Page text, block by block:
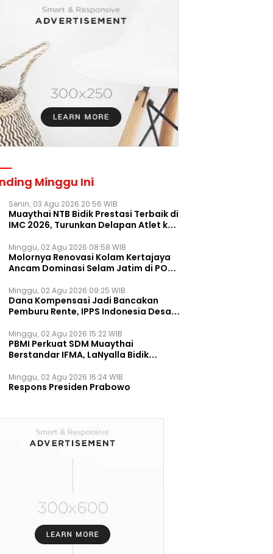
Minggu Ini
Senin, 03 Agu 2026 20:56 WIB
Muaythai NTB Bidik Prestasi Terbaik di
IMC 2026, Turunkan Delapan Atlet ke
Minggu, 02 Agu 2026 08:58 WIB
Molornya Renovasi Kolam Kertajaya
Ancam Dominasi Selam Jatim di PON
Minggu, 02 Agu 2026 09:25 WIB
Dana Kompensasi Jadi Bancakan
Pemburu Rente, IPPS Indonesia Desak
Permanen
Minggu, 02 Agu 2026 15:22 WIB
PBMI Perkuat SDM Muaythai
Berstandar IFMA, LaNyalla Bidik
Minggu, 02 Agu 2026 16:24 WIB
Respons Presiden Prabowo